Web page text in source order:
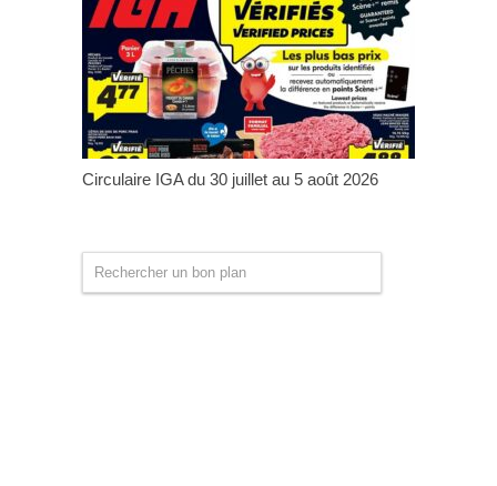
Circulaire IGA du 30 juillet au 5 août 2026